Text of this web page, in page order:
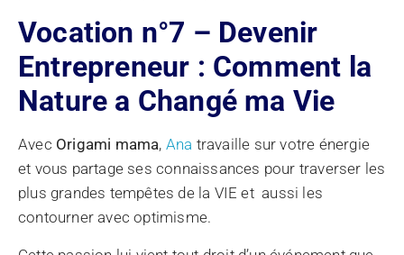
Vocation n°7 – Devenir
Entrepreneur : Comment la
Nature a Changé ma Vie
Avec Origami mama, Ana travaille sur votre énergie
et vous partage ses connaissances pour traverser les
plus grandes tempêtes de la VIE et aussi les
contourner avec optimisme.